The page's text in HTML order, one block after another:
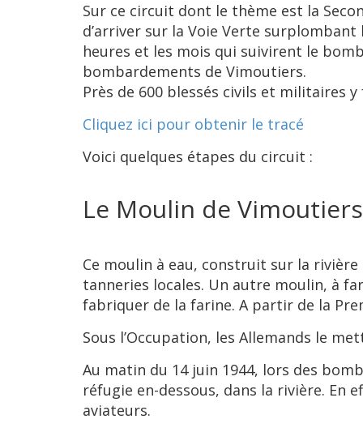
Sur ce circuit dont le thème est la
d’arriver sur la Voie Verte
heures et les mois qui suivirent le
bombardements de Vimoutiers.
Près de 600 blessés civils et militaires
Cliquez ici pour obtenir le tracé
Voici quelques étapes du circuit :
Le Moulin de Vimoutiers
Ce moulin à eau, construit sur la
tanneries locales. Un autre moulin, à
fabriquer de la farine. A partir de la
Sous l’Occupation, les Allemands le
Au matin du 14 juin 1944, lors des
réfugie en-dessous, dans la rivière. En
aviateurs.